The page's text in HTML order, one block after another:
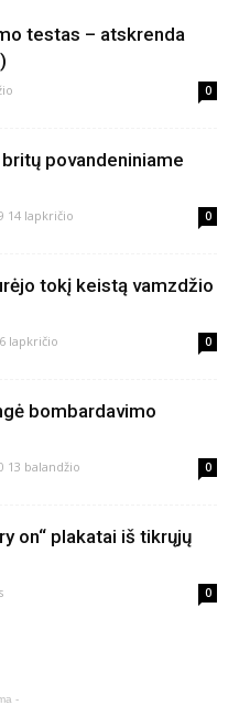
testas – atskrenda
0
povandeniniame
14 lapkričio 0
tokį keistą vamzdžio
lapkričio 0
bombardavimo
13 balandžio 0
on“ plakatai iš tikrųjų
0
-